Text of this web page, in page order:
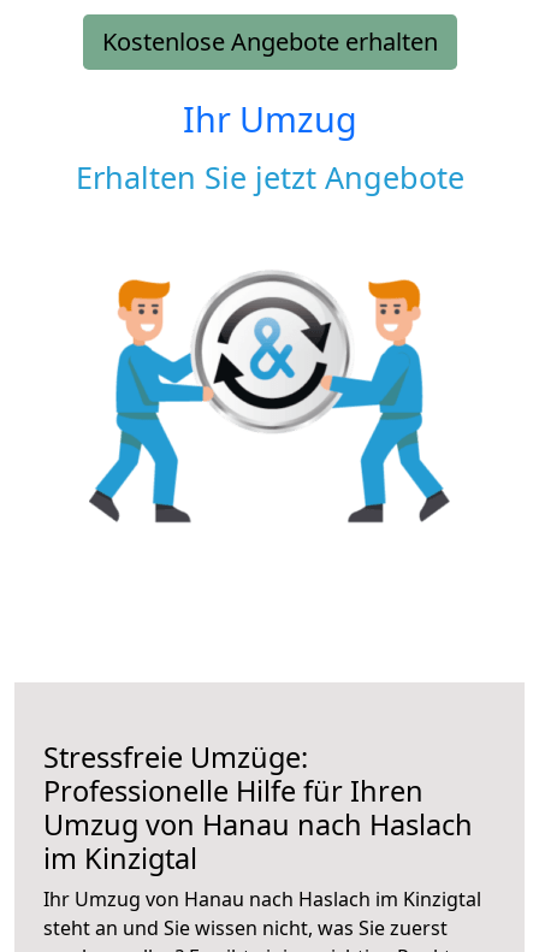
Kostenlose Angebote erhalten
Ihr Umzug
Erhalten Sie jetzt Angebote
Stressfreie Umzüge:
Professionelle Hilfe für Ihren
Umzug von Hanau nach Haslach
im Kinzigtal
Ihr Umzug von Hanau nach Haslach im Kinzigtal
steht an und Sie wissen nicht, was Sie zuerst